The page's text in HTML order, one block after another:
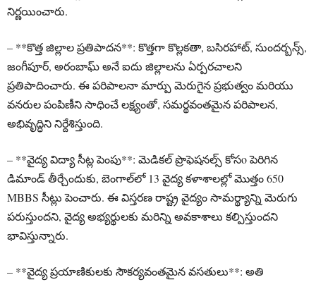
నిర్ణయించారు.
– **కొత్త జిల్లాల ప్రతిపాదన**: కొత్తగా కొల్లకతా, బసిరహాట్, సుందర్బన్స్,
జంగీపూర్, అరంబాఘ్ అనే ఐదు జిల్లాలను ఏర్పరచాలని
ప్రతిపాదించారు. ఈ పరిపాలనా మార్పు మెరుగైన ప్రభుత్వం మరియు
వనరుల పంపిణీని సాధించే లక్ష్యంతో, సమర్థవంతమైన పరిపాలన,
అభివృద్ధిని నిర్దేశిస్తుంది.
– **వైద్య విద్యా సీట్ల పెంపు**: మెడికల్ ప్రొఫెషనల్స్ కోసo పెరిగిన
డిమాండ్ తీర్చేందుకు, బెంగాల్‌లో 13 వైద్య కళాశాలల్లో మొత్తం 650
MBBS సీట్లు పెంచారు. ఈ విస్తరణ రాష్ట్ర వైద్యం సామర్థ్యాన్ని మెరుగు
పరుస్తుందని, వైద్య అభ్యర్థులకు మరిన్ని అవకాశాలు కల్పిస్తుందని
భావిస్తున్నారు.
– **వైద్య ప్రయాణికులకు సౌకర్యవంతమైన వసతులు**: అతి